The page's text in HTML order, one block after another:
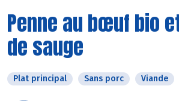
Penne au bœuf bio
de sauge
Plat principal Sans porc Viande